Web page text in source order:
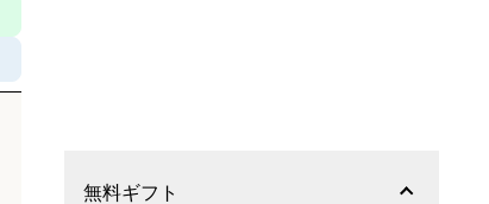
無料ギフト